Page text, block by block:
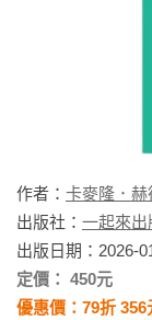
作者： 卡麥隆．赫
出版社： 一起來出
出版日期：2026-
定價： 450元
優惠價：79折 356